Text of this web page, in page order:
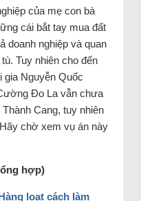
của mẹ con bà
cái bắt tay mua đất
doanh nghiệp và quan
Tuy nhiên cho đến
gia Nguyễn Quốc
Đo La vẫn chưa
Cang, tuy nhiên
chờ xem vụ án này
hợp)
loạt cách làm